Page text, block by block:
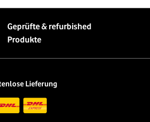
Geprüfte & refurbished
Produkte
Lieferung